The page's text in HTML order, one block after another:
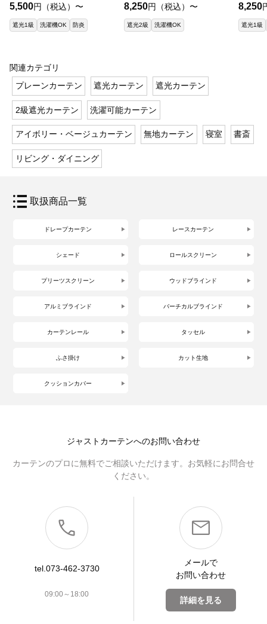
5,500円（税込）〜
遮光1級 洗濯機OK 防炎
8,250円（税込）〜
遮光2級 洗濯機OK
8,250
遮光1級
関連カテゴリ
プレーンカーテン
遮光カーテン 遮光カーテン
2級遮光カーテン 洗濯可能カーテン
アイボリー・ベージュカーテン 無地カーテン 寝室 書斎
リビング・ダイニング
取扱商品一覧
ドレープカーテン レースカーテン
シェード ロールスクリーン
プリーツスクリーン ウッドブラインド
アルミブラインド バーチカルブラインド
カーテンレール タッセル
ふさ掛け カット生地
クッションカバー
ジャストカーテンへのお問い合わせ
カーテンのプロに無料でご相談いただけます。お気軽にお問合せ
ください。
tel.073-462-3730
09:00～18:00
メールで
お問い合わせ
詳細を見る